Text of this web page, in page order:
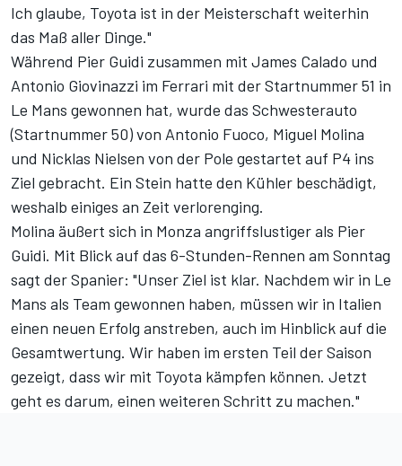
Ich glaube, Toyota ist in der Meisterschaft weiterhin
das Maß aller Dinge."
Während Pier Guidi zusammen mit James Calado und
Antonio Giovinazzi im Ferrari mit der Startnummer 51 in
Le Mans gewonnen hat, wurde das Schwesterauto
(Startnummer 50) von Antonio Fuoco, Miguel Molina
und Nicklas Nielsen von der Pole gestartet auf P4 ins
Ziel gebracht. Ein Stein hatte den Kühler beschädigt,
weshalb einiges an Zeit verlorenging.
Molina äußert sich in Monza angriffslustiger als Pier
Guidi. Mit Blick auf das 6-Stunden-Rennen am Sonntag
sagt der Spanier: "Unser Ziel ist klar. Nachdem wir in Le
Mans als Team gewonnen haben, müssen wir in Italien
einen neuen Erfolg anstreben, auch im Hinblick auf die
Gesamtwertung. Wir haben im ersten Teil der Saison
gezeigt, dass wir mit Toyota kämpfen können. Jetzt
geht es darum, einen weiteren Schritt zu machen."